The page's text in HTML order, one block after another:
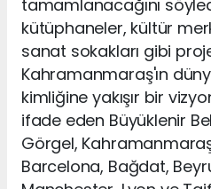
tamamlanacağını
kütüphaneler, kültür
sanat sokakları gibi
Kahramanmaraş'ın
kimliğine yakışır bir
ifade eden Büyüklenir
Görgel,
Barcelona, Bağdat,